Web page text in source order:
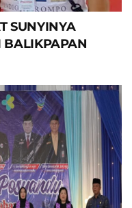
SUNYINYA
BALIKPAPAN